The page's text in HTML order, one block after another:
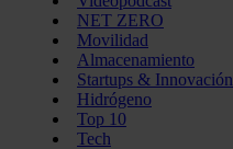
NET ZERO
Movilidad
Almacenamiento
Startups & Innovación
Hidrógeno
Top 10
Tech